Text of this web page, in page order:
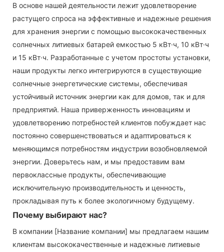
В основе нашей деятельности лежит удовлетворение
растущего спроса на эффективные и надежные решения
для хранения энергии с помощью высококачественных
солнечных литиевых батарей емкостью 5 кВт·ч, 10 кВт·ч
и 15 кВт·ч. Разработанные с учетом простоты установки,
наши продукты легко интегрируются в существующие
солнечные энергетические системы, обеспечивая
устойчивый источник энергии как для домов, так и для
предприятий. Наша приверженность инновациям и
удовлетворению потребностей клиентов побуждает нас
постоянно совершенствоваться и адаптироваться к
меняющимся потребностям индустрии возобновляемой
энергии. Доверьтесь нам, и мы предоставим вам
первоклассные продукты, обеспечивающие
исключительную производительность и ценность,
прокладывая путь к более экологичному будущему.
Почему выбирают нас?
В компании [Название компании] мы предлагаем нашим
клиентам высококачественные и надежные литиевые